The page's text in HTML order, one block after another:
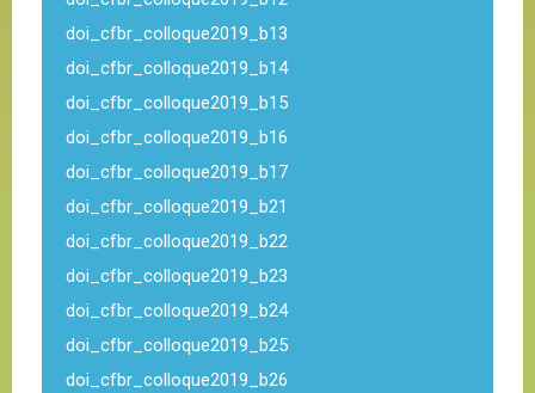
doi_cfbr_colloque2019_b13
doi_cfbr_colloque2019_b14
doi_cfbr_colloque2019_b15
doi_cfbr_colloque2019_b16
doi_cfbr_colloque2019_b17
doi_cfbr_colloque2019_b21
doi_cfbr_colloque2019_b22
doi_cfbr_colloque2019_b23
doi_cfbr_colloque2019_b24
doi_cfbr_colloque2019_b25
doi_cfbr_colloque2019_b26